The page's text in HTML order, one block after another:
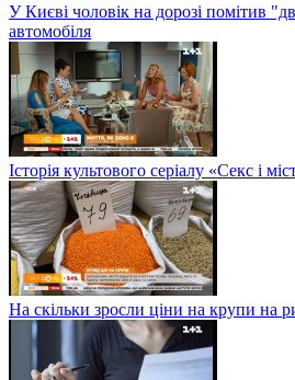
У Києві чоловік на дорозі помітив
автомобіля
Історія культового серіалу «Секс і
На скільки зросли ціни на крупи на